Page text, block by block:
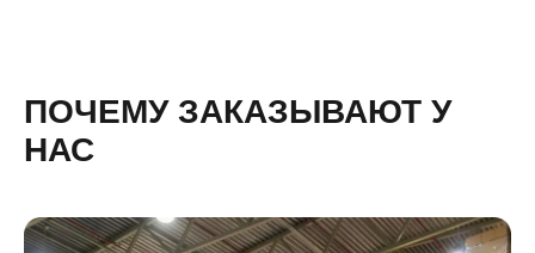
ПОЧЕМУ ЗАКАЗЫВАЮТ У
НАС